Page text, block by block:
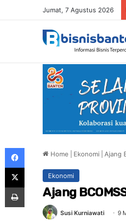
Jumat, 7 Agustus 2026
Home Ekonomi Ajang
Ekonomi
Ajang
Susi Kurniawati 9